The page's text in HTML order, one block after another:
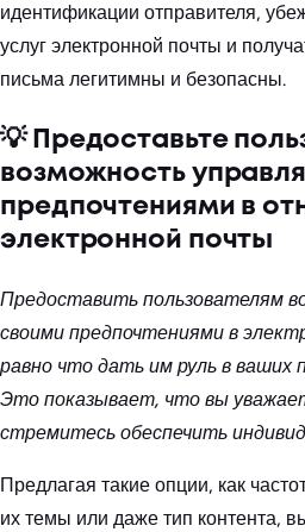
идентификации отправителя,
услуг электронной почты и
письма легитимны и безопасны.
💡 Предоставьте
возможность
предпочтениями в
электронной почты
Предоставить пользователям
своими предпочтениями в
равно что дать им руль в ваших
Это показывает, что вы
стремитесь обеспечить
Предлагая такие опции, как
их темы или даже тип контента,